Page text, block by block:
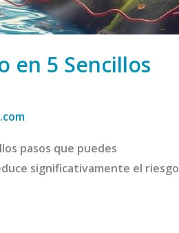
en 5 Sencillos
pasos que puedes
significativamente el riesgo